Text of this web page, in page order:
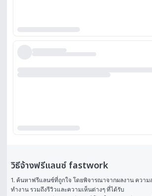
วิธีจ้างฟรีแลนซ์ fastwork
1. ค้นหาฟรีแลนซ์ที่ถูกใจ โดยพิจารณาจากผลงาน ความ
ทำงาน รวมถึงรีวิวและความเห็นต่างๆ ที่ได้รับ